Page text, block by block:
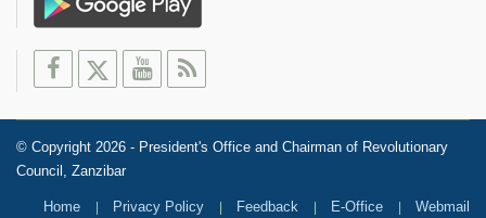
© Copyright 2026 - President's Office and Chairman of Revolutionary
Council, Zanzibar
Home Privacy Policy Feedback E-Office Webmail